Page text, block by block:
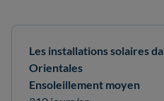
Les installations solaires
Orientales
Ensoleillement moyen